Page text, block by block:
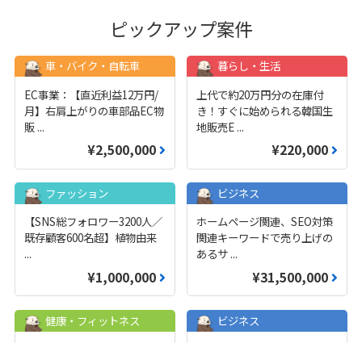
ピックアップ案件
車・バイク・自転車
EC事業：【直近利益12万円/
月】右肩上がりの車部品EC物
販 ...
¥2,500,000
暮らし・生活
上代で約20万円分の在庫付
き！すぐに始められる韓国生
地販売E ...
¥220,000
ファッション
【SNS総フォロワー3200人／
既存顧客600名超】植物由来
...
¥1,000,000
ビジネス
ホームページ関連、SEO対策
関連キーワードで売り上げの
あるサ ...
¥31,500,000
健康・フィットネス
ビジネス